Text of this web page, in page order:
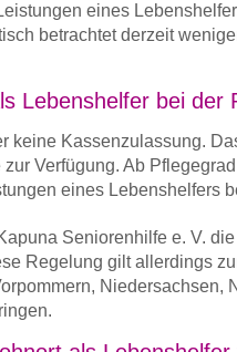
eines
betrachtet derzeit
Lebenshelfer bei der
keine Kassenzulassung.
Verfügung. Ab
eines Lebenshelfers
Seniorenhilfe e. V.
Regelung gilt allerdings
Niedersachsen,